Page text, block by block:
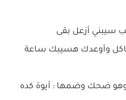
سيبني أزعل بقى
وأوعدك هسيبك ساعة
ضحك وضمها : أيوة كده